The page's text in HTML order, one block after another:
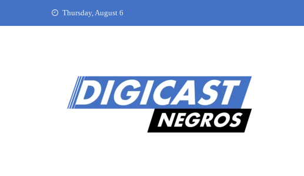
Thursday, August 6